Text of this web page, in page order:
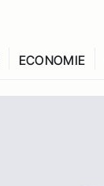
ECONOMIE